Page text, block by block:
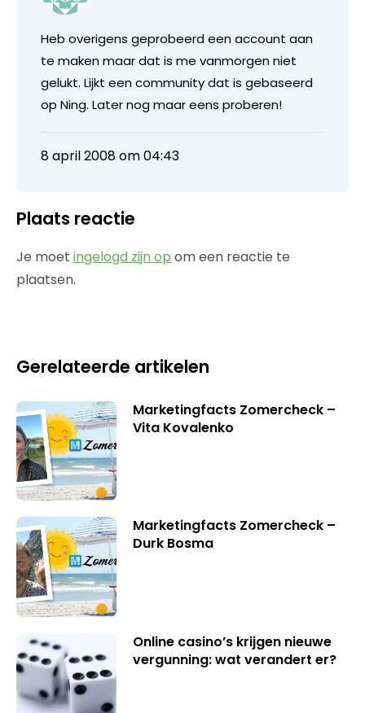
Heb overigens geprobeerd een account aan
te maken maar dat is me vanmorgen niet
gelukt. Lijkt een community dat is gebaseerd
op Ning. Later nog maar eens proberen!
8 april 2008 om 04:43
Plaats reactie
Je moet ingelogd zijn op om een reactie te
plaatsen.
Gerelateerde artikelen
Marketingfacts Zomercheck –
Vita Kovalenko
Marketingfacts Zomercheck –
Durk Bosma
Online casino’s krijgen nieuwe
vergunning: wat verandert er?